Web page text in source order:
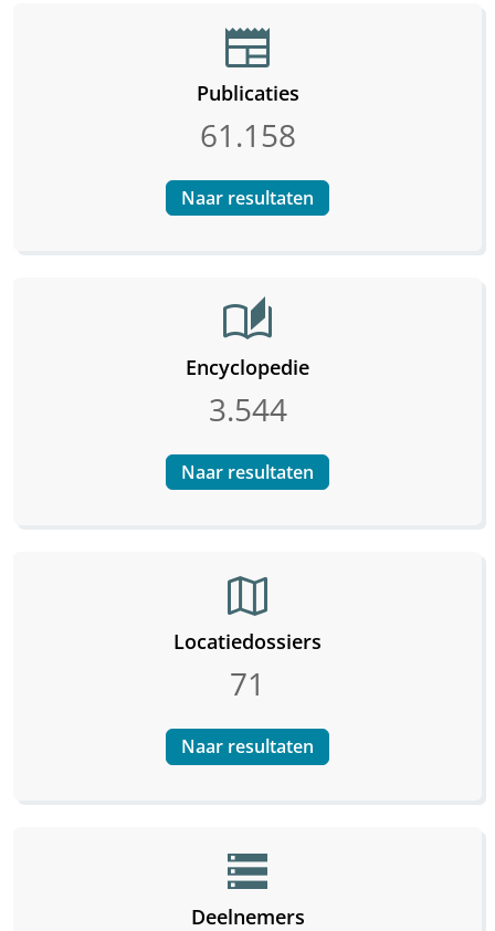
newspaper
Publicaties
61.158
Naar resultaten
auto_stories
Encyclopedie
3.544
Naar resultaten
map
Locatiedossiers
71
Naar resultaten
storage
Deelnemers